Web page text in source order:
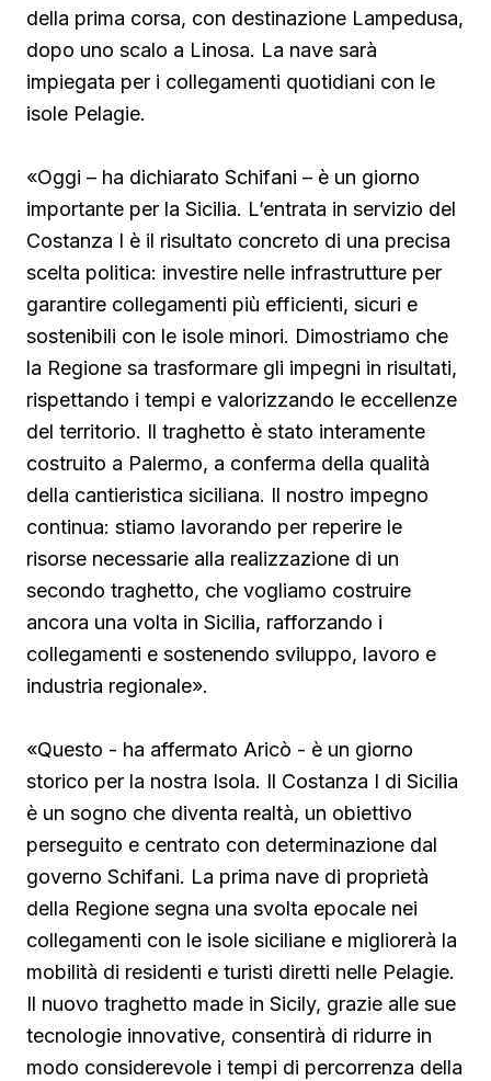
della prima corsa, con destinazione Lampedusa,
dopo uno scalo a Linosa. La nave sarà
impiegata per i collegamenti quotidiani con le
isole Pelagie.
«Oggi – ha dichiarato Schifani – è un giorno
importante per la Sicilia. L’entrata in servizio del
Costanza I è il risultato concreto di una precisa
scelta politica: investire nelle infrastrutture per
garantire collegamenti più efficienti, sicuri e
sostenibili con le isole minori. Dimostriamo che
la Regione sa trasformare gli impegni in risultati,
rispettando i tempi e valorizzando le eccellenze
del territorio. Il traghetto è stato interamente
costruito a Palermo, a conferma della qualità
della cantieristica siciliana. Il nostro impegno
continua: stiamo lavorando per reperire le
risorse necessarie alla realizzazione di un
secondo traghetto, che vogliamo costruire
ancora una volta in Sicilia, rafforzando i
collegamenti e sostenendo sviluppo, lavoro e
industria regionale».
«Questo - ha affermato Aricò - è un giorno
storico per la nostra Isola. Il Costanza I di Sicilia
è un sogno che diventa realtà, un obiettivo
perseguito e centrato con determinazione dal
governo Schifani. La prima nave di proprietà
della Regione segna una svolta epocale nei
collegamenti con le isole siciliane e migliorerà la
mobilità di residenti e turisti diretti nelle Pelagie.
Il nuovo traghetto made in Sicily, grazie alle sue
tecnologie innovative, consentirà di ridurre in
modo considerevole i tempi di percorrenza della